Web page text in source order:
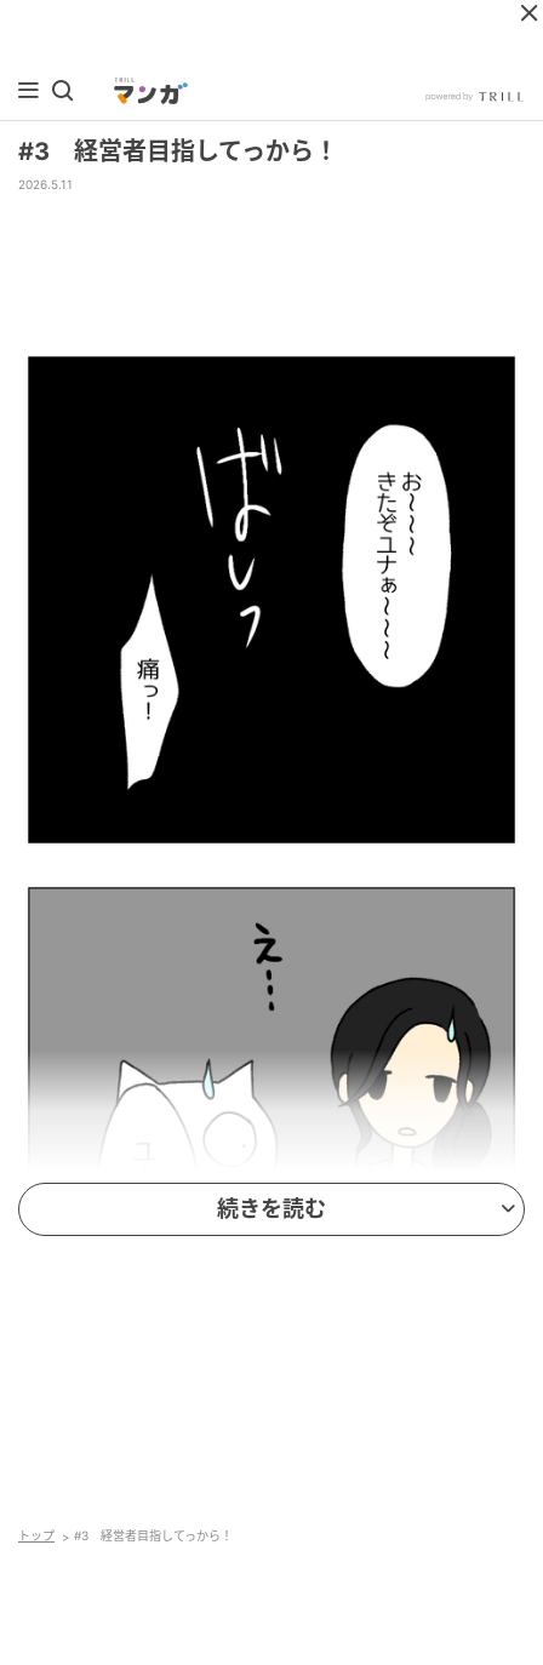
#3 経営者目指してっから！
2026.5.11
続きを読む
トップ #3 経営者目指してっから！